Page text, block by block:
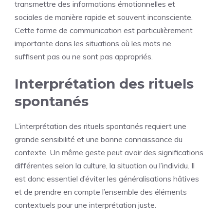
transmettre des informations émotionnelles et
sociales de manière rapide et souvent inconsciente.
Cette forme de communication est particulièrement
importante dans les situations où les mots ne
suffisent pas ou ne sont pas appropriés.
Interprétation des rituels
spontanés
L’interprétation des rituels spontanés requiert une
grande sensibilité et une bonne connaissance du
contexte. Un même geste peut avoir des significations
différentes selon la culture, la situation ou l’individu. Il
est donc essentiel d’éviter les généralisations hâtives
et de prendre en compte l’ensemble des éléments
contextuels pour une interprétation juste.